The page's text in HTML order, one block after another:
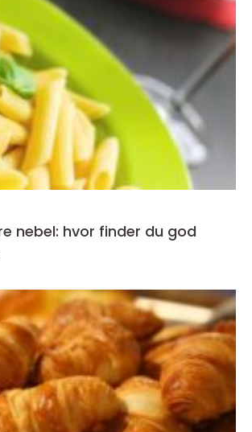
nebel: hvor finder du god